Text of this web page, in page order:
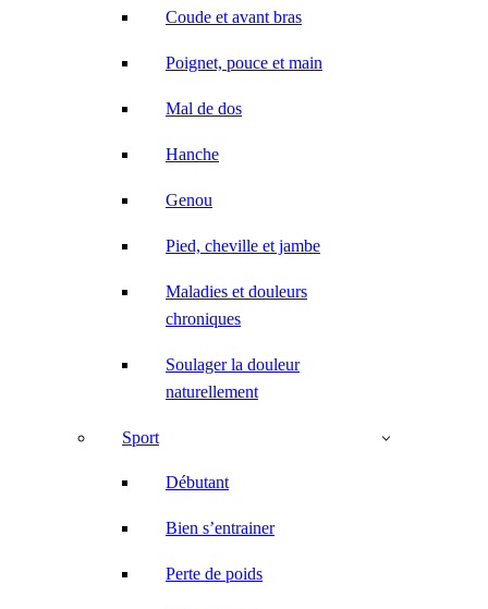
Coude et avant bras
Poignet, pouce et main
Mal de dos
Hanche
Genou
Pied, cheville et jambe
Maladies et douleurs
chroniques
Soulager la douleur
naturellement
Sport
Débutant
Bien s’entrainer
Perte de poids